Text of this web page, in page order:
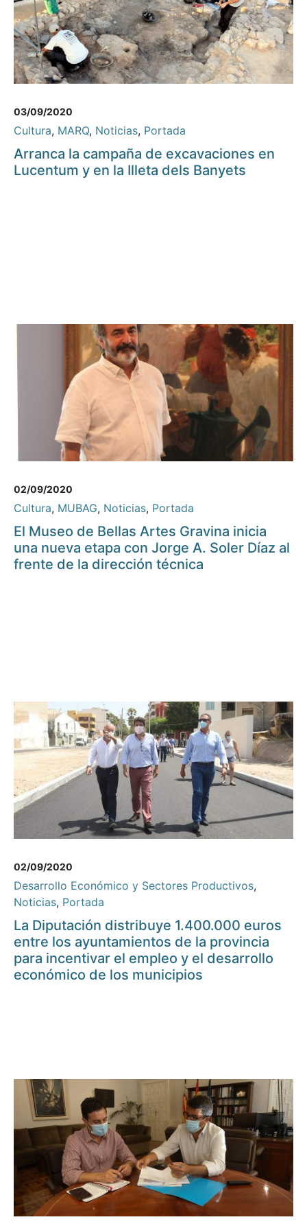
03/09/2020
Cultura, MARQ, Noticias, Portada
Arranca la campaña de excavaciones en
Lucentum y en la Illeta dels Banyets
02/09/2020
Cultura, MUBAG, Noticias, Portada
El Museo de Bellas Artes Gravina inicia
una nueva etapa con Jorge A. Soler Díaz al
frente de la dirección técnica
02/09/2020
Desarrollo Económico y Sectores Productivos,
Noticias, Portada
La Diputación distribuye 1.400.000 euros
entre los ayuntamientos de la provincia
para incentivar el empleo y el desarrollo
económico de los municipios